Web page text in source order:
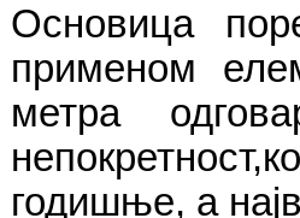
Основица
применом
метра
годишње, а